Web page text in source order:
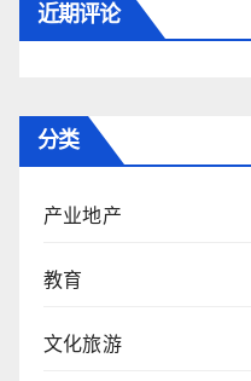
近期评论
分类
产业地产
教育
文化旅游